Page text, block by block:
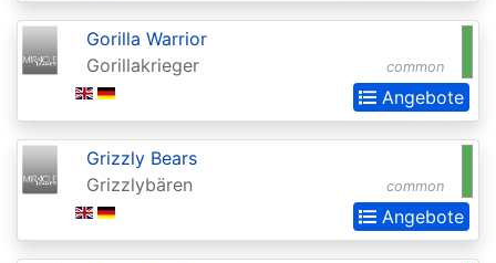
Decks
Commander
Commander
Commander
Commander
common
Gorilla Warrior
Gorillakrieger
Angebote
common
Grizzly Bears
Grizzlybären
Angebote